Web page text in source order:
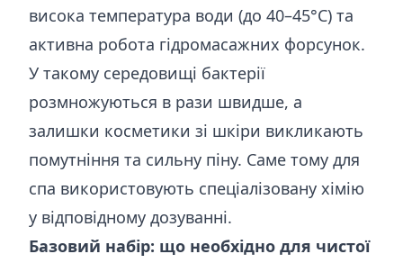
висока температура води (до 40–45°C) та
активна робота гідромасажних форсунок.
У такому середовищі бактерії
розмножуються в рази швидше, а
залишки косметики зі шкіри викликають
помутніння та сильну піну. Саме тому для
спа використовують спеціалізовану хімію
у відповідному дозуванні.
Базовий набір: що необхідно для чистої